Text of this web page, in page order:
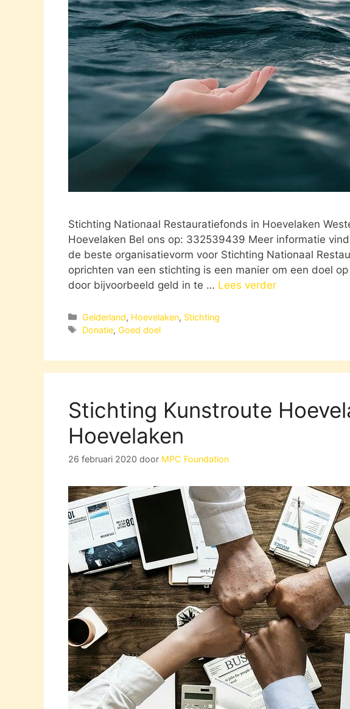
Stichting Nationaal Restauratiefonds in Hoevelaken
Hoevelaken Bel ons op: 332539439 Meer informatie
de beste organisatievorm voor Stichting Nationaal
oprichten van een stichting is een manier om een doel
door bijvoorbeeld geld in te … Lees verder
Categorieën
Gelderland, Hoevelaken, Stichting
Tags
Donatie,Goed doel
Stichting Kunstroute
Hoevelaken
26 februari 2020 door MPC Foundation